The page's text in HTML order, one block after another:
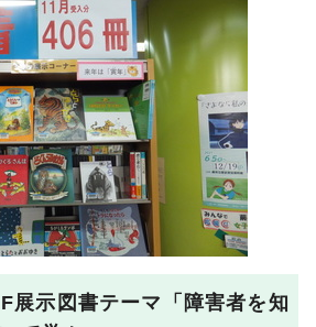
展示図書テーマ「障害者を知